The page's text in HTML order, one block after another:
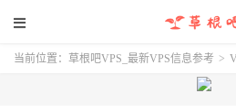
当前位置： 草根吧VPS_最新VPS信息参考 >